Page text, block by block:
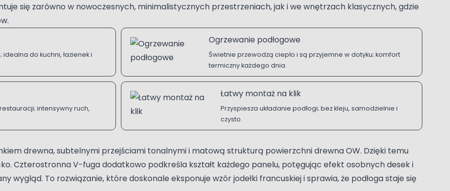
się zarówno w nowoczesnych, minimalistycznych przestrzeniach, jak i we wnętrzach klasycznych, gdzie
do kuchni, łazienek i
Ogrzewanie podłogowe
Świetnie przewodzą ciepło i są przyjemne w dotyku; komfort
termiczny każdego dnia.
intensywny ruch,
Łatwy montaż na klik
Przyspiesza układanie podłogi; bez kleju, samodzielnie i
czysto.
drewna, subtelnymi przejściami tonalnymi i matową strukturą powierzchni drewna OW. Dzięki temu
Czterostronna V-fuga dodatkowo podkreśla kształt każdego panelu, potęgując efekt osobnych desek i
wygląd. To rozwiązanie, które doskonale eksponuje wzór jodełki francuskiej i sprawia, że podłoga staje się